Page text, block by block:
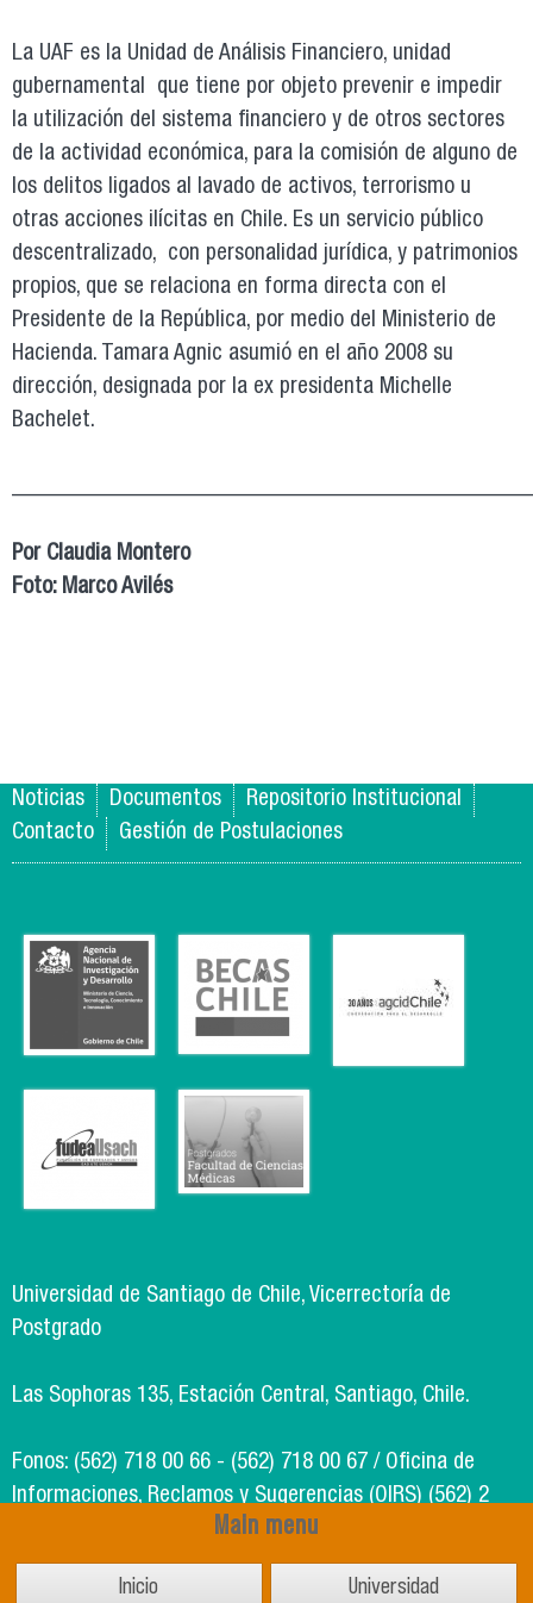
Main menu
Inicio Universidad
La UAF es la Unidad de Análisis Financiero, unidad
gubernamental que tiene por objeto prevenir e impedir
la utilización del sistema financiero y de otros sectores
de la actividad económica, para la comisión de alguno de
los delitos ligados al lavado de activos, terrorismo u
otras acciones ilícitas en Chile. Es un servicio público
descentralizado, con personalidad jurídica, y patrimonios
propios, que se relaciona en forma directa con el
Presidente de la República, por medio del Ministerio de
Hacienda. Tamara Agnic asumió en el año 2008 su
dirección, designada por la ex presidenta Michelle
Bachelet.
Por Claudia Montero
Foto: Marco Avilés
Noticias Documentos
Repositorio Institucional
Contacto
Gestión de Postulaciones
Universidad de Santiago de Chile, Vicerrectoría de
Postgrado
Las Sophoras 135, Estación Central, Santiago, Chile.
Fonos: (562) 718 00 66 - (562) 718 00 67 / Oficina de
Informaciones, Reclamos y Sugerencias (OIRS) (562) 2
Soporte Informático Segic: (562) 718 02 25